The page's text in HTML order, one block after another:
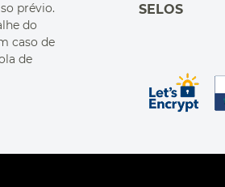
prévio.
do
caso de
de
SELOS